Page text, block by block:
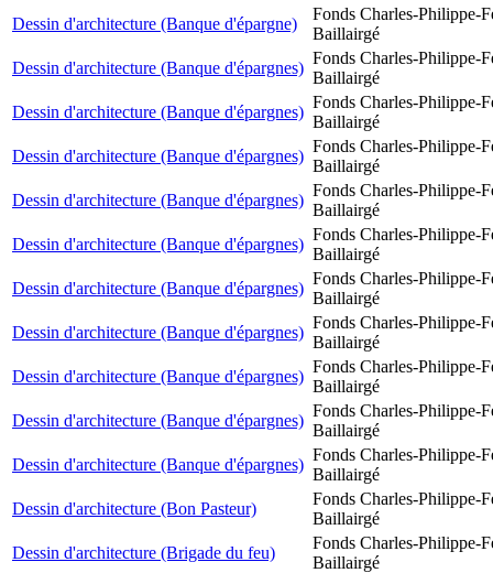
Dessin d'architecture (Banque d'épargne)
Fonds Charles-Philippe-
Baillairgé
Dessin d'architecture (Banque d'épargnes)
Fonds Charles-Philippe-
Baillairgé
Dessin d'architecture (Banque d'épargnes)
Fonds Charles-Philippe-
Baillairgé
Dessin d'architecture (Banque d'épargnes)
Fonds Charles-Philippe-
Baillairgé
Dessin d'architecture (Banque d'épargnes)
Fonds Charles-Philippe-
Baillairgé
Dessin d'architecture (Banque d'épargnes)
Fonds Charles-Philippe-
Baillairgé
Dessin d'architecture (Banque d'épargnes)
Fonds Charles-Philippe-
Baillairgé
Dessin d'architecture (Banque d'épargnes)
Fonds Charles-Philippe-
Baillairgé
Dessin d'architecture (Banque d'épargnes)
Fonds Charles-Philippe-
Baillairgé
Dessin d'architecture (Banque d'épargnes)
Fonds Charles-Philippe-
Baillairgé
Dessin d'architecture (Banque d'épargnes)
Fonds Charles-Philippe-
Baillairgé
Dessin d'architecture (Bon Pasteur)
Fonds Charles-Philippe-
Baillairgé
Dessin d'architecture (Brigade du feu)
Fonds Charles-Philippe-
Baillairgé